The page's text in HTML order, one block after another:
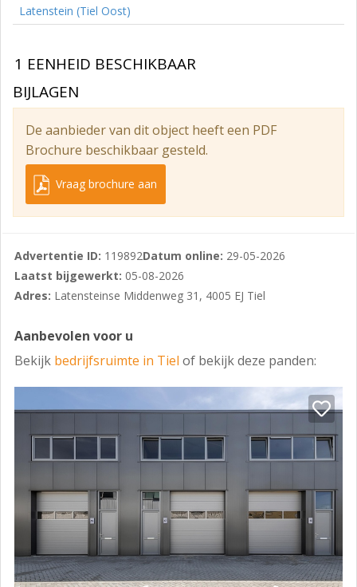
Latenstein (Tiel Oost)
1 EENHEID BESCHIKBAAR
BIJLAGEN
De aanbieder van dit object heeft een PDF
Brochure beschikbaar gesteld.
Vraag brochure aan
Advertentie ID: 119892Datum online: 29-05-2026
Laatst bijgewerkt: 05-08-2026
Adres: Latensteinse Middenweg 31, 4005 EJ Tiel
Aanbevolen voor u
Bekijk bedrijfsruimte in Tiel of bekijk deze panden: